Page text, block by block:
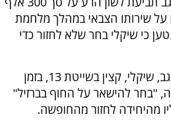
על שירותו הצבאי במהלך מלחמת
כי שיקלי בחר שלא לחזור כדי
לפי הפרסום של משגב, שיקלי, קצין בשייטת 13, בזמן
"בחר להישאר על החוף בברזיל"
מהיחידה לחזור מהחופשה.